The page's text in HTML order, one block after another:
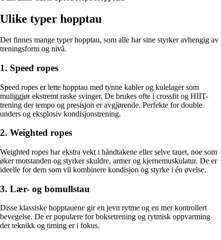
Ulike typer hopptau
Det finnes mange typer hopptau, som alle har sine styrker avhengig av
treningsform og nivå.
1. Speed ropes
Speed ropes er lette hopptau med tynne kabler og kulelager som
muliggjør ekstremt raske svinger. De brukes ofte i crossfit og HIIT-
trening der tempo og presisjon er avgjørende. Perfekte for double
unders og eksplosiv kondisjonstrening.
2. Weighted ropes
Weighted ropes har ekstra vekt i håndtakene eller selve tauet, noe som
øker motstanden og styrker skuldre, armer og kjernemuskulatur. De er
ideelle for dem som vil kombinere kondisjon og styrke i én øvelse.
3. Lær- og bomullstau
Disse klassiske hopptauene gir en jevn rytme og en mer kontrollert
bevegelse. De er populære for boksetrening og rytmisk oppvarming
der teknikk og timing er i fokus.